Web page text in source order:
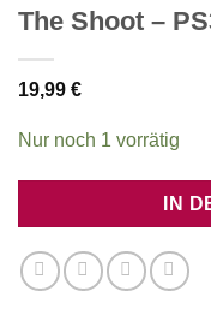
The Shoot –
19,99 €
Nur noch 1 vorrätig
IN